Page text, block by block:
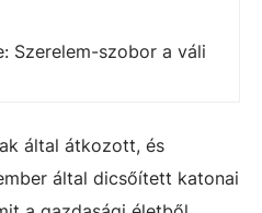
Szerelem-szobor a váli
által átkozott, és
által dicsőített katonai